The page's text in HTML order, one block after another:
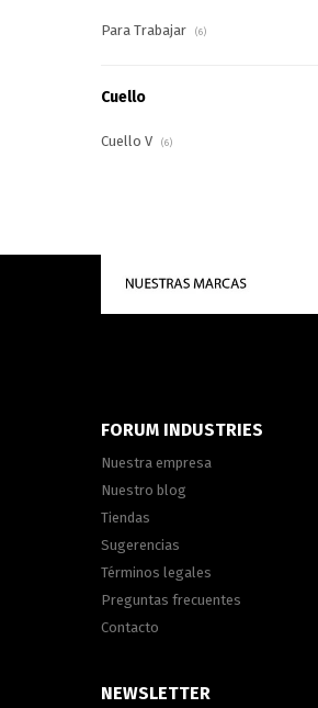
Para Trabajar (6)
Cuello
Cuello V (6)
FORUM INDUSTRIES
Nuestra empresa
Nuestro blog
Tiendas
Sugerencias
Términos legales
Preguntas frecuentes
Contacto
NEWSLETTER